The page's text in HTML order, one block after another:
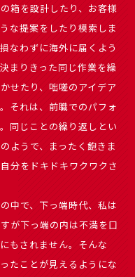
箱を設計したり、お客様
な提案をしたり模索しま
なわずに海外に届くよう
まりきった同じ作業を繰
せたり、咄嗟のアイデア
それは、前職でのパフォ
同じことの繰り返しとい
ようで、まったく飽きま
分をドキドキワクワクさ
中で、下っ端時代、私は
が下っ端の内は不満を口
もされません。そんな
たことが見えるようにな